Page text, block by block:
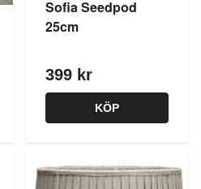
Sofia Seedpod
25cm
399 kr
KÖP